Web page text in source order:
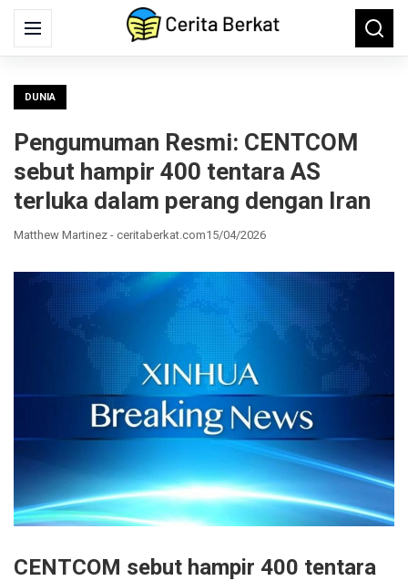
Menu
Search
for:
DUNIA
Pengumuman Resmi: CENTCOM
sebut hampir 400 tentara AS
terluka dalam perang dengan Iran
Matthew Martinez - ceritaberkat.com15/04/2026
CENTCOM sebut hampir 400 tentara